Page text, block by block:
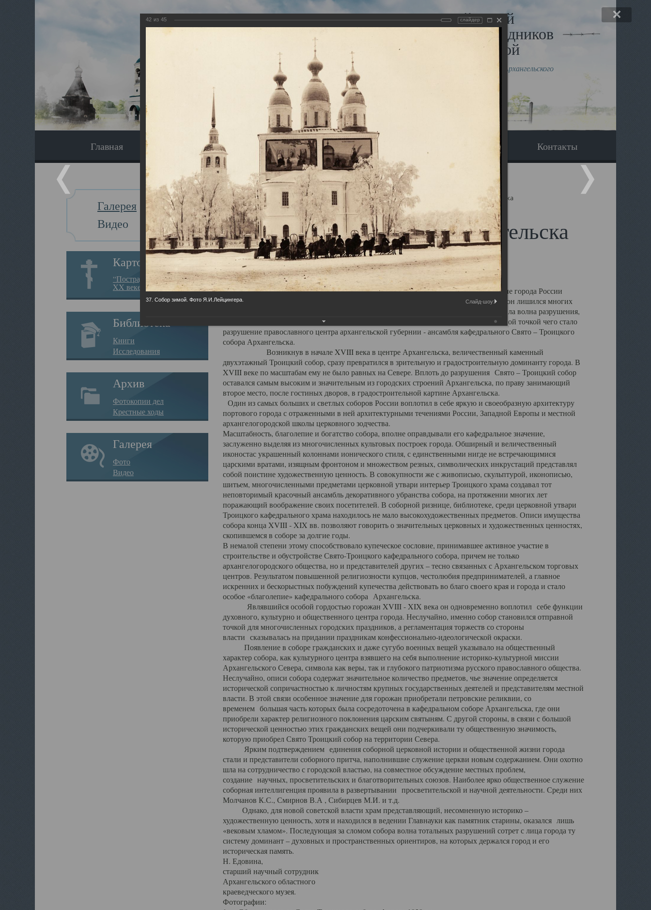
Виртуальный музей
Новомучеников и исповедников
Земли Архангельской
Сайт создан по благословлению митрополита Архангельского
Главная Экскурсия Наследники Галерея Контакты
Галерея
Видео
Картотека
“Пострадавшие за веру в
XX веке на Севере”
Библиотека
Книги
Исследования
Архив
Фотокопии дел
Крестные ходы
Галерея
Фото
Видео
Главная Галерея Храмы-мученики Архангельска Свято-Троицкий собор Архангельска
Свято-Троицкий собор Архангельска
Свято-Троицкий собор Архангельска
23.12.2015
Сегодня мы можем говорить, что Архангельск в большей мере, чем другие губернские города России
пострадал от целенаправленных систематических разрушений, в результате которых он лишился многих
выдающихся памятников архитектуры. Больше всего по старому Архангельску ударила волна разрушения,
вызванная борьбой с религией, набравшая особую силу в конце 20 –х годов. Отправной точкой чего стало
разрушение православного центра архангельской губернии - ансамбля кафедрального Свято – Троицкого
собора Архангельска.
Возникнув в начале XVIII века в центре Архангельска, величественный каменный
двухэтажный Троицкий собор, сразу превратился в зрительную и градостроительную доминанту города. В
XVIII веке по масштабам ему не было равных на Севере. Вплоть до разрушения Свято – Троицкий собор
оставался самым высоким и значительным из городских строений Архангельска, по праву занимающий
второе место, после гостиных дворов, в градостроительной картине Архангельска.
Один из самых больших и светлых соборов России воплотил в себе яркую и своеобразную архитектуру
портового города с отраженными в ней архитектурными течениями России, Западной Европы и местной
архангелогородской школы церковного зодчества.
Масштабность, благолепие и богатство собора, вполне оправдывали его кафедральное значение,
заслуженно выделяя из многочисленных культовых построек города. Обширный и величественный
иконостас украшенный колоннами ионического стиля, с единственными нигде не встречающимися
царскими вратами, изящным фронтоном и множеством резных, символических инкрустаций представлял
собой поистине художественную ценность. В совокупности же с живописью, скульптурой, иконописью,
шитьем, многочисленными предметами церковной утвари интерьер Троицкого храма создавал тот
неповторимый красочный ансамбль декоративного убранства собора, на протяжении многих лет
поражающий воображение своих посетителей. В соборной ризнице, библиотеке, среди церковной утвари
Троицкого кафедрального храма находилось не мало высокохудожественных предметов. Описи имущества
собора конца XVIII - XIX вв. позволяют говорить о значительных церковных и художественных ценностях,
скопившемся в соборе за долгие годы.
В немалой степени этому способствовало купеческое сословие, принимавшее активное участие в
строительстве и обустройстве Свято-Троицкого кафедрального собора, причем не только
архангелогородского общества, но и представителей других – тесно связанных с Архангельском торговых
центров. Результатом повышенной религиозности купцов, честолюбия предпринимателей, а главное
искренних и бескорыстных побуждений купечества действовать во благо своего края и города и стало
особое «благолепие» кафедрального собора Архангельска.
Являвшийся особой гордостью горожан XVIII - XIX века он одновременно воплотил себе функции
духовного, культурно и общественного центра города. Неслучайно, именно собор становился отправной
точкой для многочисленных городских праздников, а регламентация торжеств со стороны
власти сказывалась на придании праздникам конфессионально-идеологической окраски.
Появление в соборе гражданских и даже сугубо военных вещей указывало на общественный
характер собора, как культурного центра взявшего на себя выполнение историко-культурной миссии
Архангельского Севера, символа как веры, так и глубокого патриотизма русского православного общества.
Неслучайно, описи собора содержат значительное количество предметов, чье значение определяется
исторической сопричастностью к личностям крупных государственных деятелей и представителям местной
власти. В этой связи особенное значение для горожан приобретали петровские реликвии, со
временем большая часть которых была сосредоточена в кафедральном соборе Архангельска, где они
приобрели характер религиозного поклонения царским святыням. С другой стороны, в связи с большой
исторической ценностью этих гражданских вещей они подчеркивали ту общественную значимость,
которую приобрел Свято Троицкий собор на территории Севера.
Ярким подтверждением единения соборной церковной истории и общественной жизни города
стали и представители соборного притча, наполнившие служение церкви новым содержанием. Они охотно
шла на сотрудничество с городской властью, на совместное обсуждение местных проблем,
создание научных, просветительских и благотворительных союзов. Наиболее ярко общественное служение
соборная интеллигенция проявила в развертывании просветительской и научной деятельности. Среди них
Молчанов К.С., Смирнов В.А , Сибирцев М.И. и т.д.
Однако, для новой советской власти храм представляющий, несомненную историко –
художественную ценность, хотя и находился в ведении Главнауки как памятник старины, оказался лишь
«вековым хламом». Последующая за сломом собора волна тотальных разрушений сотрет с лица города ту
систему доминант – духовных и пространственных ориентиров, на которых держался город и его
историческая память.
Н. Едовина,
старший научный сотрудник
Архангельского областного
краеведческого музея.
Фотографии:
42 из 45 слайдер
37. Собор зимой. Фото Я.И.Лейцингера. Слайд-шоу: